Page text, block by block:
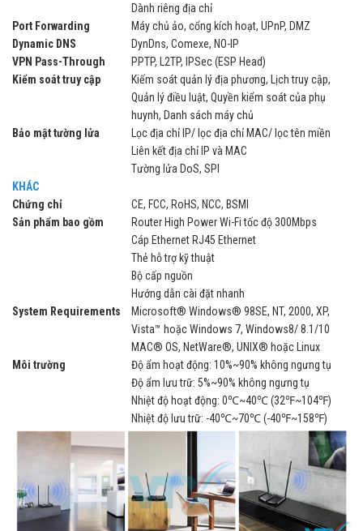
Dành riêng địa chỉ
Port Forwarding
Máy chủ ảo, cổng kích hoạt, UPnP, DMZ
Dynamic DNS
DynDns, Comexe, NO-IP
VPN Pass-Through
PPTP, L2TP, IPSec (ESP Head)
Kiểm soát truy cập
Kiếm soát quản lý địa phương, Lịch truy cập,
Quản lý điều luật, Quyền kiểm soát của phụ
huynh, Danh sách máy chủ
Bảo mật tường lửa
Lọc địa chỉ IP/ lọc địa chỉ MAC/ lọc tên miền
Liên kết địa chỉ IP và MAC
Tường lửa DoS, SPI
KHÁC
Chứng chỉ
CE, FCC, RoHS, NCC, BSMI
Sản phẩm bao gồm
Router High Power Wi-Fi tốc độ 300Mbps
Cáp Ethernet RJ45 Ethernet
Thẻ hỗ trợ kỹ thuật
Bộ cấp nguồn
Hướng dẫn cài đặt nhanh
System Requirements
Microsoft® Windows® 98SE, NT, 2000, XP,
Vista™ hoặc Windows 7, Windows8/ 8.1/10
MAC® OS, NetWare®, UNIX® hoặc Linux
Môi trường
Độ ẩm hoạt động: 10%~90% không ngưng tụ
Độ ẩm lưu trữ: 5%~90% không ngưng tụ
Nhiệt độ hoạt động: 0℃~40℃ (32℉~104℉)
Nhiệt độ lưu trữ: -40℃~70℃ (-40℉~158℉)